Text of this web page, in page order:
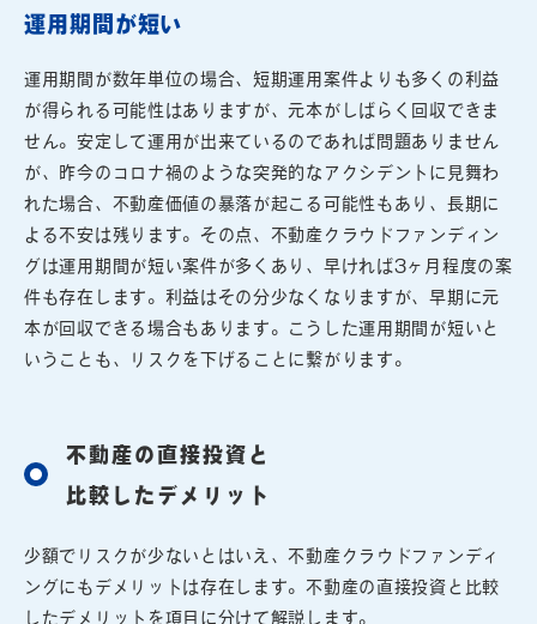
運用期間が短い
運用期間が数年単位の場合、短期運用案件よりも多くの利益
が得られる可能性はありますが、元本がしばらく回収できま
せん。安定して運用が出来ているのであれば問題ありません
が、昨今のコロナ禍のような突発的なアクシデントに見舞わ
れた場合、不動産価値の暴落が起こる可能性もあり、長期に
よる不安は残ります。その点、不動産クラウドファンディン
グは運用期間が短い案件が多くあり、早ければ3ヶ月程度の案
件も存在します。利益はその分少なくなりますが、早期に元
本が回収できる場合もあります。こうした運用期間が短いと
いうことも、リスクを下げることに繋がります。
不動産の直接投資と
比較したデメリット
少額でリスクが少ないとはいえ、不動産クラウドファンディ
ングにもデメリットは存在します。不動産の直接投資と比較
したデメリットを項目に分けて解説します。